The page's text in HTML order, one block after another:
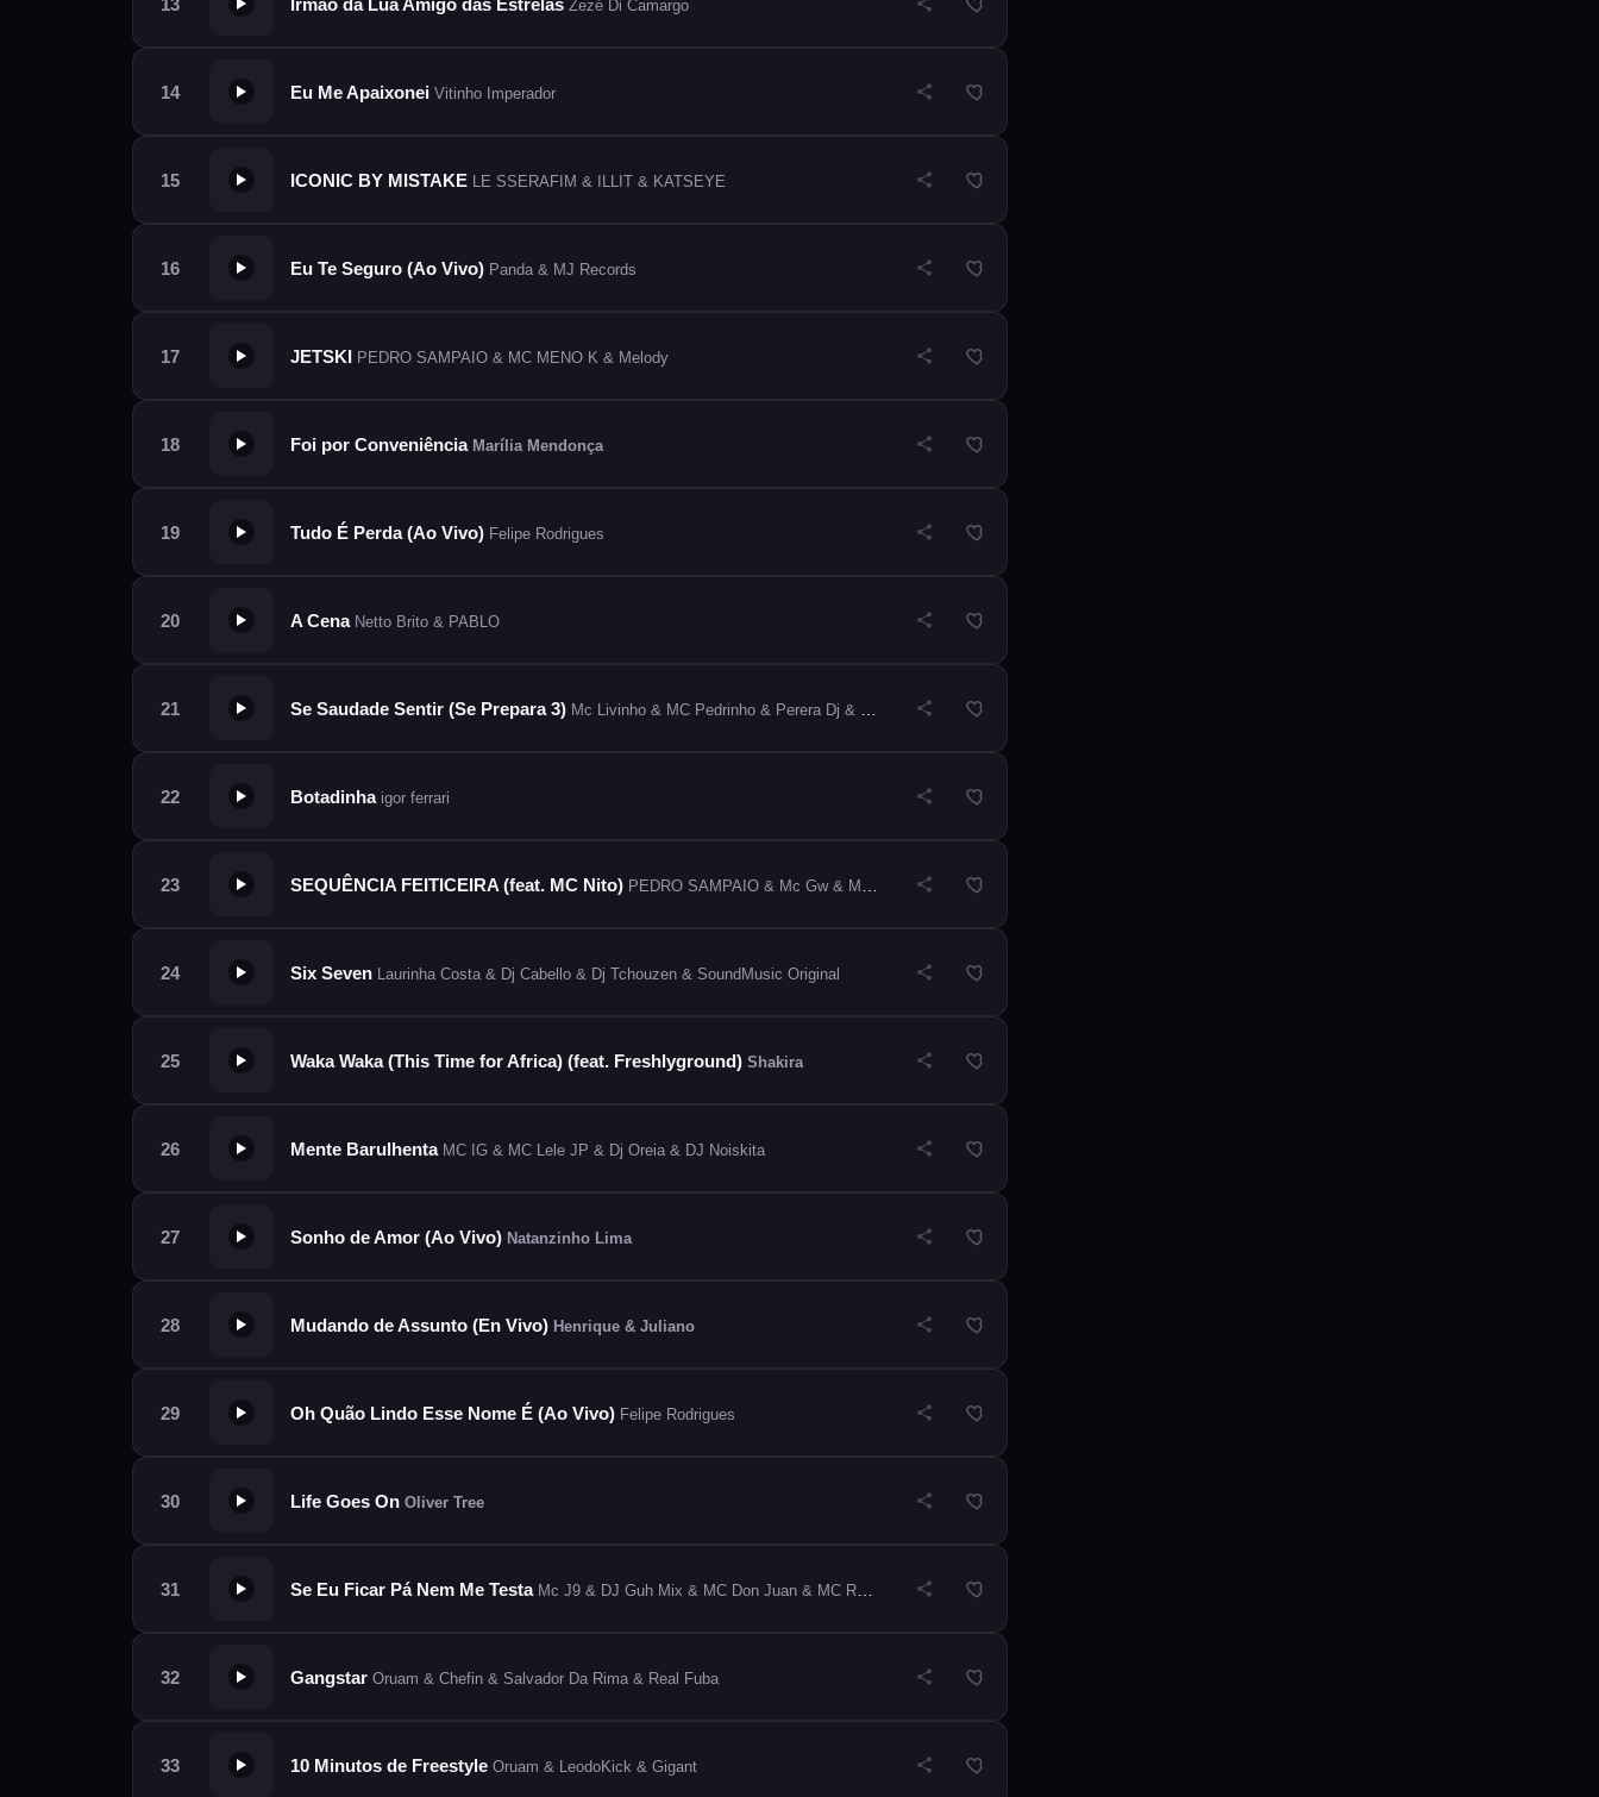
Zezé Di Camargo
Eu Me Apaixonei Vitinho Imperador
ICONIC BY MISTAKE LE SSERAFIM & ILLIT & KATSEYE
Eu Te Seguro (Ao Vivo) Panda & MJ Records
JETSKI PEDRO SAMPAIO & MC MENO K & Melody
Foi por Conveniência Marília Mendonça
Tudo É Perda (Ao Vivo) Felipe Rodrigues
A Cena Netto Brito & PABLO
Se Saudade Sentir (Se Prepara 3) Mc Livinho & MC Pedrinho & Perera Dj & DJ Jb Mix
Botadinha igor ferrari
SEQUÊNCIA FEITICEIRA (feat. MC Nito) PEDRO SAMPAIO & Mc Gw & Mc Jhey & Mc Rodrigo do CN
Six Seven Laurinha Costa & Dj Cabello & Dj Tchouzen & SoundMusic Original
Waka Waka (This Time for Africa) (feat. Freshlyground) Shakira
Mente Barulhenta MC IG & MC Lele JP & Dj Oreia & DJ Noiskita
Sonho de Amor (Ao Vivo) Natanzinho Lima
Mudando de Assunto (En Vivo) Henrique & Juliano
Oh Quão Lindo Esse Nome É (Ao Vivo) Felipe Rodrigues
Life Goes On Oliver Tree
Se Eu Ficar Pá Nem Me Testa Mc J9 & DJ Guh Mix & MC Don Juan & MC Ryan SP & Mc Negão Original & Menor Richard & MC ALAN JR & MC IG & DJ Japa NK
Gangstar Oruam & Chefin & Salvador Da Rima & Real Fuba
10 Minutos de Freestyle Oruam & LeodoKick & Gigant